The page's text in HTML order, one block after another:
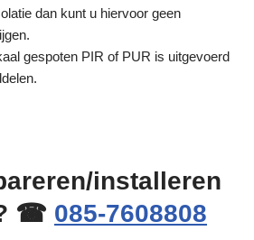
dan kunt u hiervoor geen
gespoten PIR of PUR is uitgevoerd
installeren
☎ 085-7608808